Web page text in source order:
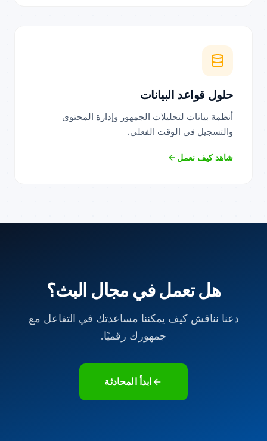
حلول قواعد البيانات
أنظمة بيانات لتحليلات الجمهور وإدارة المحتوى
والتسجيل في الوقت الفعلي.
شاهد كيف نعمل
هل تعمل في مجال البث؟
دعنا نناقش كيف يمكننا مساعدتك في التفاعل مع
جمهورك رقميًا.
ابدأ المحادثة